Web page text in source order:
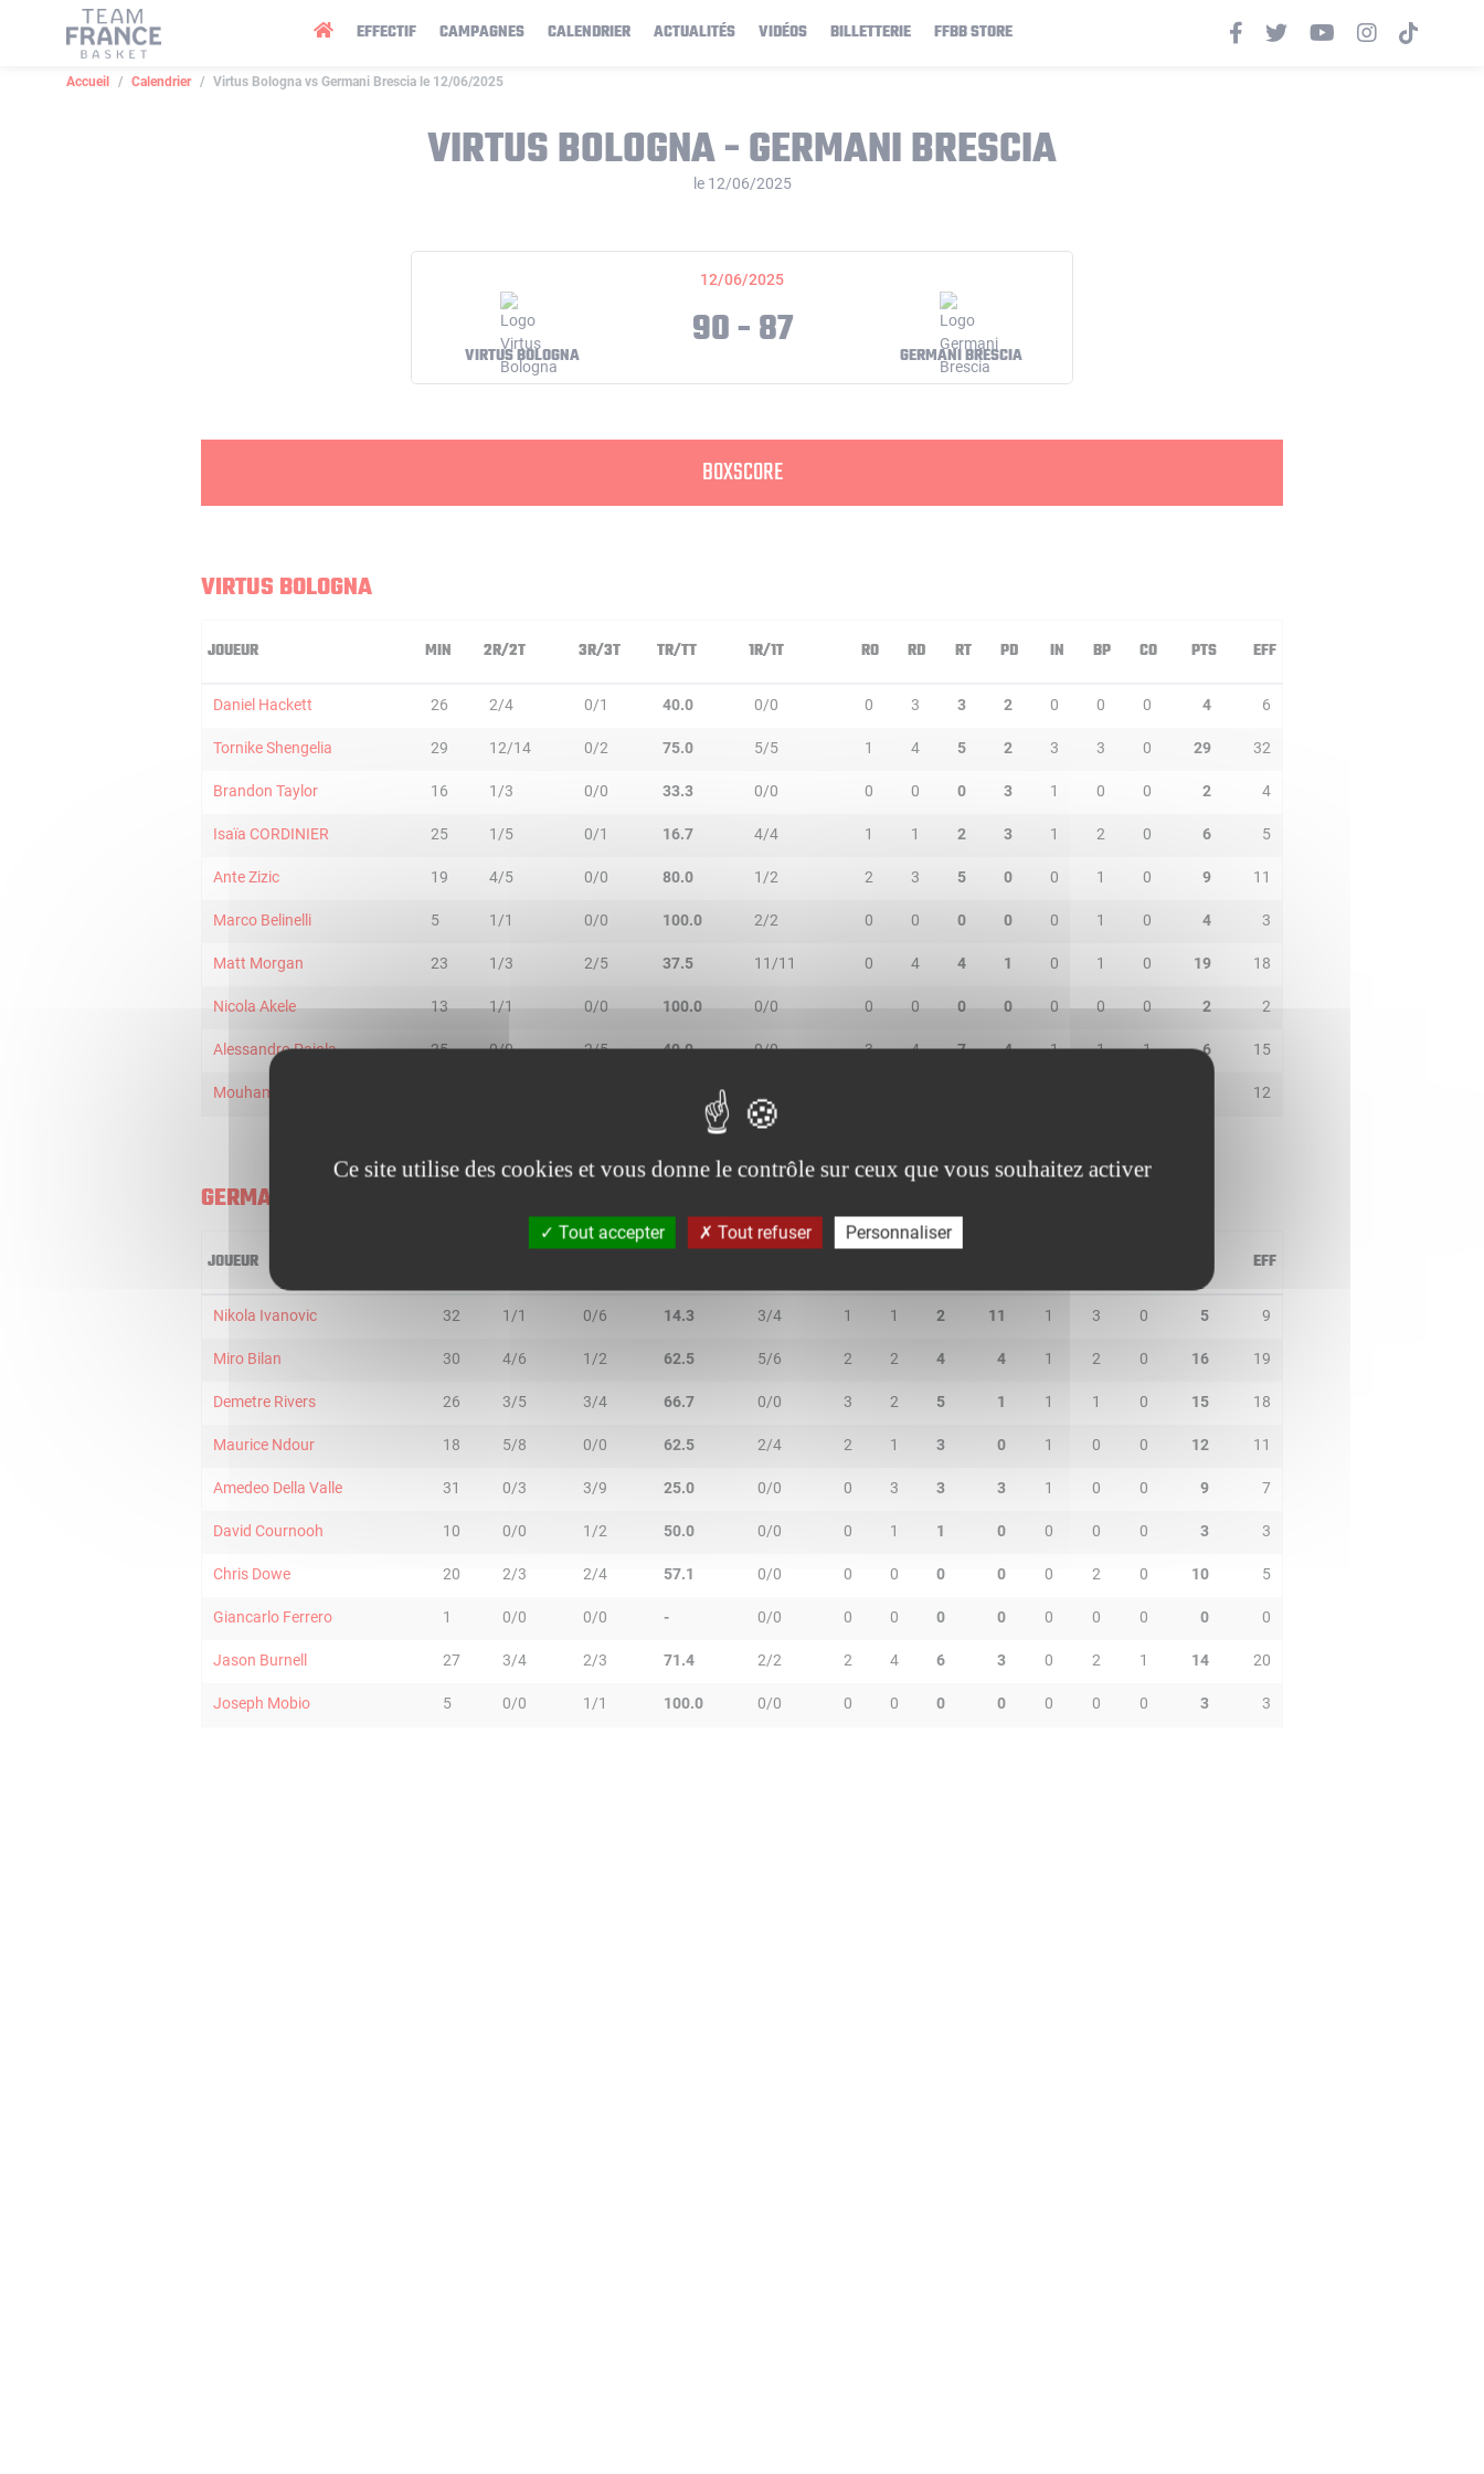
EFFECTIF CAMPAGNES CALENDRIER ACTUALITÉS VIDÉOS BILLETTERIE FFBB STORE
Accueil Calendrier Virtus Bologna vs Germani Brescia le 12/06/2025
VIRTUS BOLOGNA - GERMANI BRESCIA
le 12/06/2025
12/06/2025
VIRTUS BOLOGNA 90 - 87 GERMANI BRESCIA
BOXSCORE
VIRTUS BOLOGNA
JOUEUR MIN 2R/2T 3R/3T TR/TT 1R/1T RO RD RT PD IN BP CO PTS EFF
Daniel Hackett 26 2/4 0/1 40.0 0/0 0 3 3 2 0 0 0 4 6
Tornike Shengelia 29 12/14 0/2 75.0 5/5 1 4 5 2 3 3 0 29 32
Brandon Taylor 16 1/3 0/0 33.3 0/0 0 0 0 3 1 0 0 2 4
Isaïa CORDINIER 25 1/5 0/1 16.7 4/4 1 1 2 3 1 2 0 6 5
Ante Zizic 19 4/5 0/0 80.0 1/2 2 3 5 0 0 1 0 9 11
Marco Belinelli 5 1/1 0/0 100.0 2/2 0 0 0 0 0 1 0 4 3
Matt Morgan 23 1/3 2/5 37.5 11/11 0 4 4 1 0 1 0 19 18
Nicola Akele 13 1/1 0/0 100.0 0/0 0 0 0 0 0 0 0 2 2
Alessandro Pajola 25 0/0 2/5 40.0 0/0 3 4 7 4 1 1 1 6 15
Mouhamet Diouf 12
GERMANI BRESCIA
JOUEUR EFF
Nikola Ivanovic 32 1/1 0/6 14.3 3/4 1 1 2 11 1 3 0 5 9
Miro Bilan 30 4/6 1/2 62.5 5/6 2 2 4 4 1 2 0 16 19
Demetre Rivers 26 3/5 3/4 66.7 0/0 3 2 5 1 1 1 0 15 18
Maurice Ndour 18 5/8 0/0 62.5 2/4 2 1 3 0 1 0 0 12 11
Amedeo Della Valle 31 0/3 3/9 25.0 0/0 0 3 3 3 1 0 0 9 7
David Cournooh 10 0/0 1/2 50.0 0/0 0 1 1 0 0 0 0 3 3
Chris Dowe 20 2/3 2/4 57.1 0/0 0 0 0 0 0 2 0 10 5
Giancarlo Ferrero 1 0/0 0/0 - 0/0 0 0 0 0 0 0 0 0 0
Jason Burnell 27 3/4 2/3 71.4 2/2 2 4 6 3 0 2 1 14 20
Joseph Mobio 5 0/0 1/1 100.0 0/0 0 0 0 0 0 0 0 3 3
Panneau de gestion des cookies
Ce site utilise des cookies et vous donne le contrôle sur ceux que vous souhaitez activer
Tout accepter Tout refuser Personnaliser